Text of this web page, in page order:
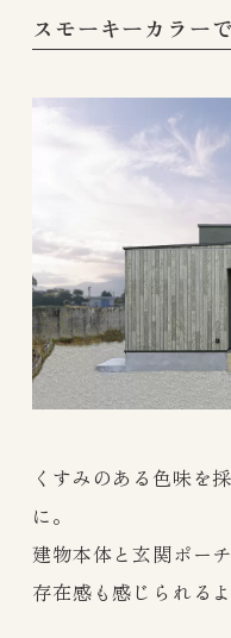
スモーキーカラー
くすみのある色味を
に。
建物本体と玄関ポー
存在感も感じられる